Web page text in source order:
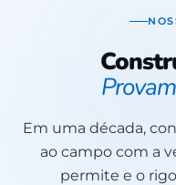
Em uma década,
ao campo com a
permite e o